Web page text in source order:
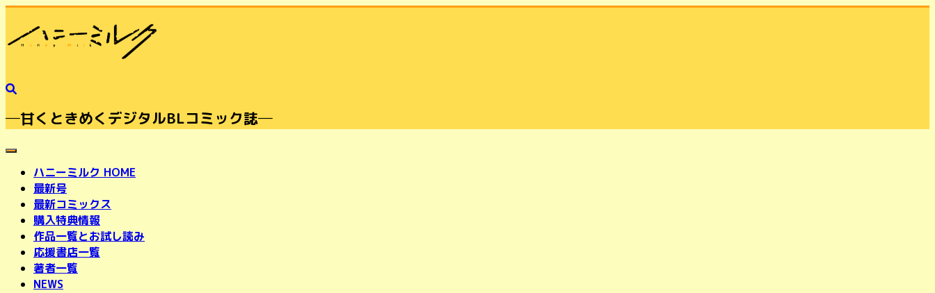
─甘くときめくデジタルBLコミック誌─
toggle navigation
ハニーミルク HOME
最新号
最新コミックス
購入特典情報
作品一覧とお試し読み
応援書店一覧
著者一覧
NEWS